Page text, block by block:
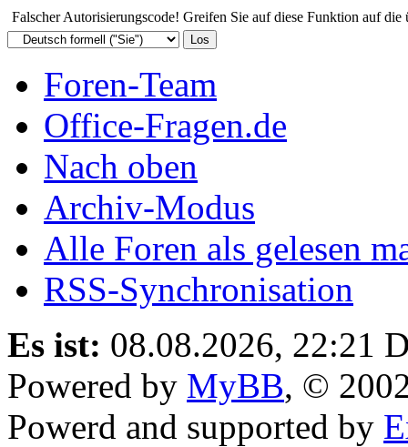
Falscher Autorisierungscode! Greifen Sie auf diese Funktion auf
Foren-Team
Office-Fragen.de
Nach oben
Archiv-Modus
Alle Foren als gelesen
RSS-Synchronisation
Es ist: 08.08.2026, 22:21
Powered by MyBB, ©
Powerd and supported by